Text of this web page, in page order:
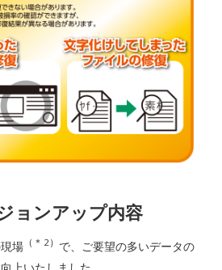
ョンアップ内容
場 （＊2） で、ご要望の多いデータの